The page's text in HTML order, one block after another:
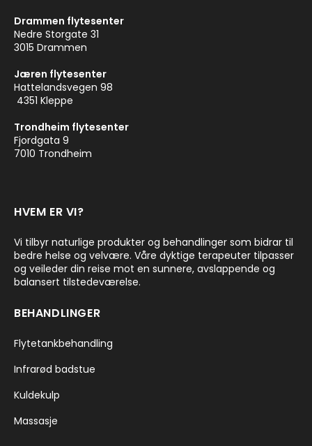
Drammen flytesenter
Nedre Storgate 31
3015 Drammen
Jæren flytesenter
Hattelandsvegen 98
4351 Kleppe
Trondheim flytesenter
Fjordgata 9
7010 Trondheim
HVEM ER VI?
Vi tilbyr naturlige produkter og behandlinger som bidrar til
bedre helse og velvære. Våre dyktige terapeuter tilpasser
og veileder din reise mot en sunnere, avslappende og
balansert tilstedeværelse.
BEHANDLINGER
Flytetankbehandling
Infrarød badstue
Kuldekulp
Massasje